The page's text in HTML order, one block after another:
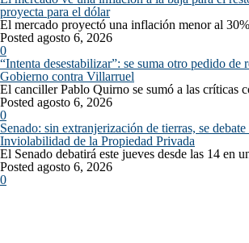
proyecta para el dólar
El mercado proyectó una inflación menor al
Posted agosto 6, 2026
0
“Intenta desestabilizar”: se suma otro pedido de
Gobierno contra Villarruel
El canciller Pablo Quirno se sumó a las críticas
Posted agosto 6, 2026
0
Senado: sin extranjerización de tierras, se
Inviolabilidad de la Propiedad Privada
El Senado debatirá este jueves desde las 14 en
Posted agosto 6, 2026
0